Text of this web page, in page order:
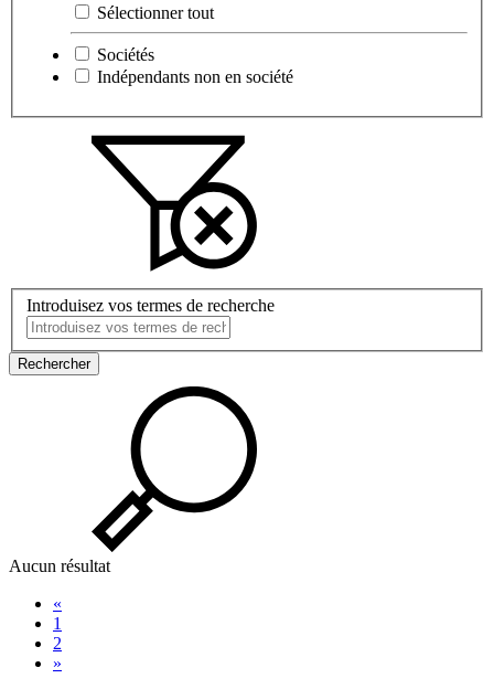
Sélectionner tout
Sociétés
Indépendants non en société
Introduisez vos termes de recherche
Rechercher
Aucun résultat
«
1
2
»